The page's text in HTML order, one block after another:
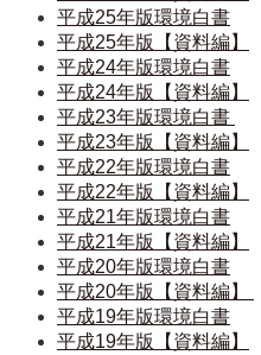
平成25年版環境白書
平成25年版【資料編】
平成24年版環境白書
平成24年版【資料編】
平成23年版環境白書
平成23年版【資料編】
平成22年版環境白書
平成22年版【資料編】
平成21年版環境白書
平成21年版【資料編】
平成20年版環境白書
平成20年版【資料編】
平成19年版環境白書
平成19年版【資料編】